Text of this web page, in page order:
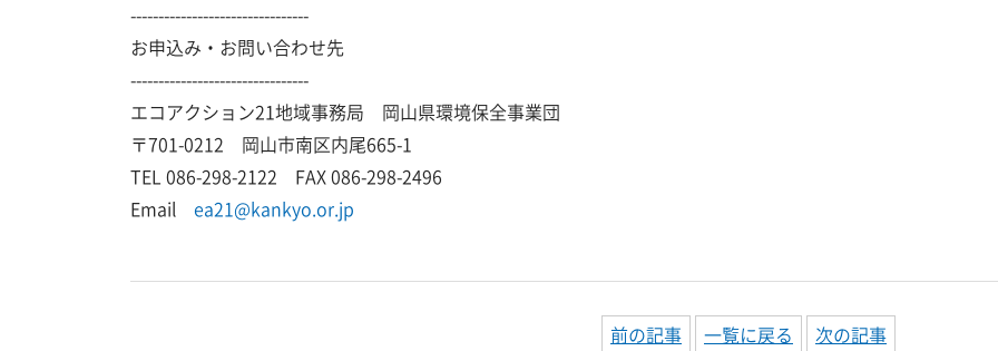
--------------------------------
お申込み・お問い合わせ先
--------------------------------
エコアクション21地域事務局 岡山県環境保全事業団
〒701-0212 岡山市南区内尾665-1
TEL 086-298-2122 FAX 086-298-2496
Email ea21@kankyo.or.jp
前の記事 一覧に戻る 次の記事